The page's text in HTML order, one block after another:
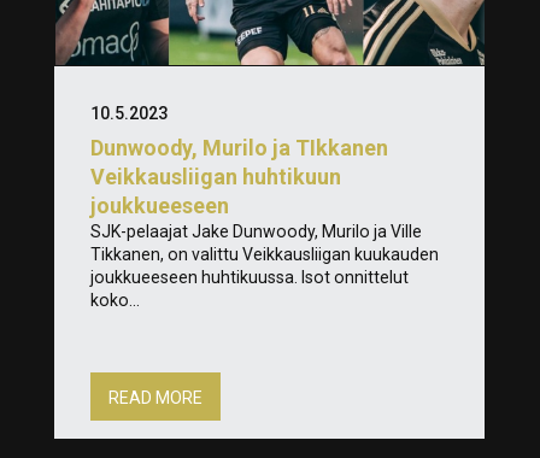
Dunwoody, Murilo ja TIkkanen
Veikkausliigan huhtikuun
joukkueeseen
10.5.2023
SJK-pelaajat Jake Dunwoody, Murilo ja Ville
Tikkanen, on valittu Veikkausliigan kuukauden
joukkueeseen huhtikuussa. Isot onnittelut
koko...
READ MORE